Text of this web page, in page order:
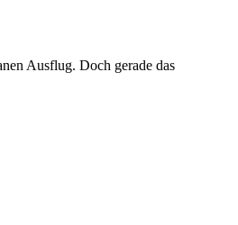
Ausflug. Doch gerade das